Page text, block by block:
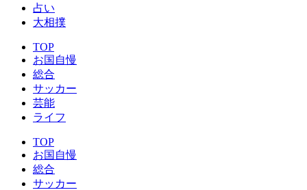
占い
大相撲
TOP
お国自慢
総合
サッカー
芸能
ライフ
TOP
お国自慢
総合
サッカー